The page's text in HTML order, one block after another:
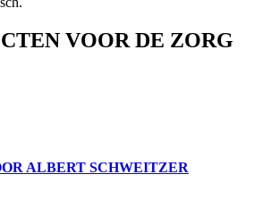
VOOR DE ZORG
ALBERT SCHWEITZER